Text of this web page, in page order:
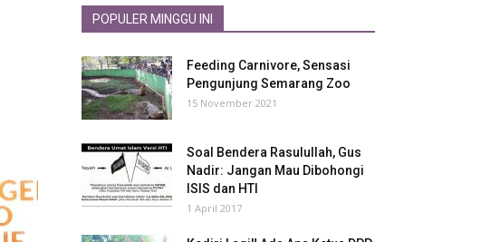
POPULER MINGGU INI
Feeding Carnivore, Sensasi
Pengunjung Semarang Zoo
15 November 2021
Soal Bendera Rasulullah, Gus
Nadir: Jangan Mau Dibohongi
ISIS dan HTI
1 April 2017